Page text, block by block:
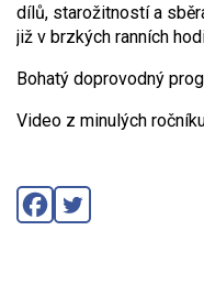
dílů, starožitností a
již v brzkých ranních
Bohatý doprovodný
Video z minulých